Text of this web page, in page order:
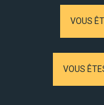
VOUS
VOUS